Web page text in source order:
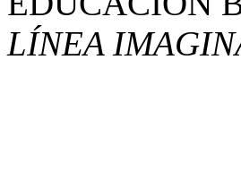
LÍNEA